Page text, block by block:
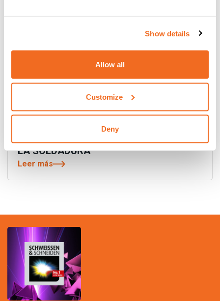
Show details
Allow all
Customize
Deny
DIGITECH VP4 COMPACT: EL LÍMITE DE
LA SOLDADURA
Leer más